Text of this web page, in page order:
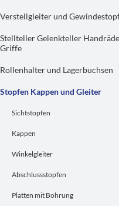
Verstellgleiter und
Stellteller Gelenkteller
Griffe
Rollenhalter und Lagerbuchsen
Stopfen Kappen und Gleiter
Sichtstopfen
Kappen
Winkelgleiter
Abschlussstopfen
Platten mit Bohrung